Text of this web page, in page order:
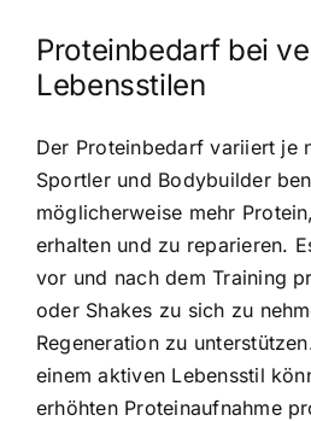
Proteinbedarf bei
Lebensstilen
Der Proteinbedarf variiert je
Sportler und Bodybuilder
möglicherweise mehr
erhalten und zu reparieren.
vor und nach dem Training
oder Shakes zu sich zu
Regeneration zu
einem aktiven Lebensstil
erhöhten Proteinaufnahme